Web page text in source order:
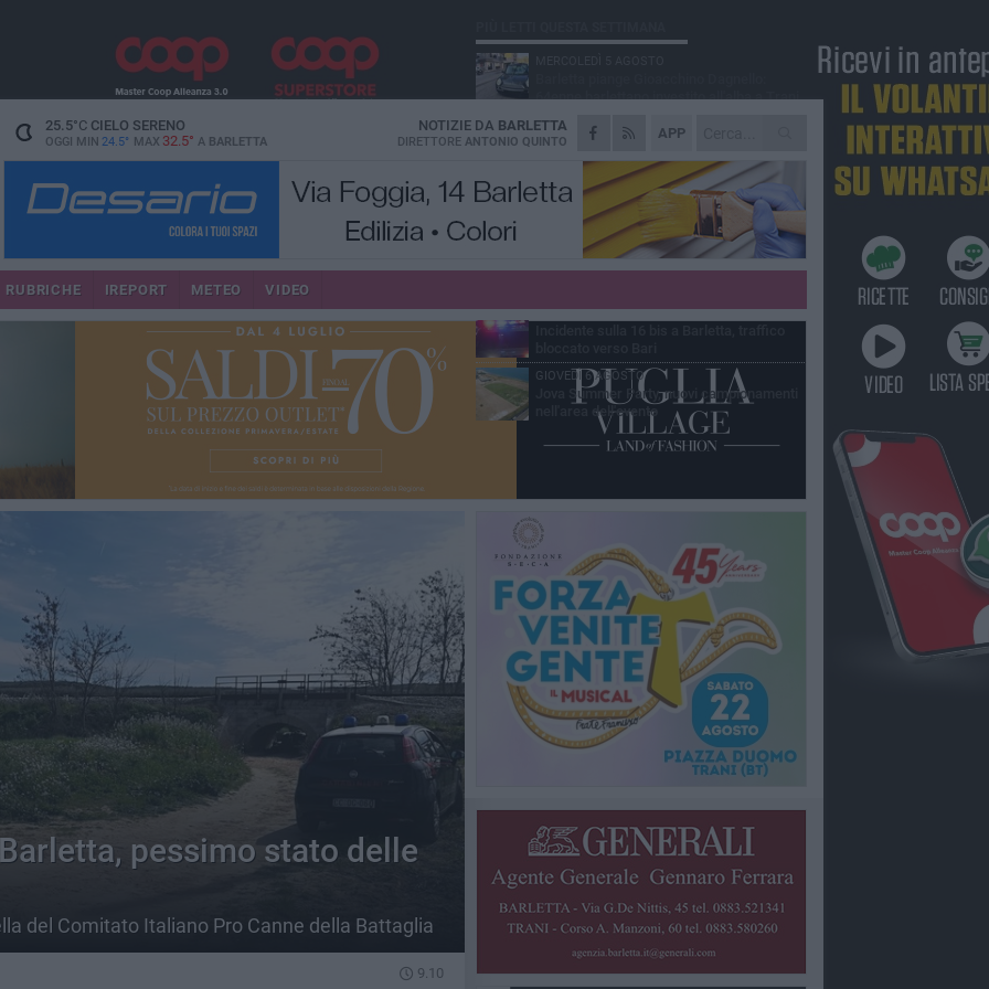
25.5°CCIELO SERENO
OGGI MIN 24.5° MAX 32.5° A BARLETTA
APP
NOTIZIE DA BARLETTA
DIRETTORE ANTONIO QUINTO
RUBRICHE IREPORT METEO VIDEO
pessimo stato delle
del Comitato Italiano Pro Canne della Battaglia
9.10
64enne barlettano investito all'alba a Trani
GIOVEDÌ 6 AGOSTO
Il ricordo di "Cecco", il benzinaio col
sorriso: «Contava i giorni che lo
separavano dalla pensione»
MERCOLEDÌ 5 AGOSTO
Jova Summer Party, giovedì mattina
sopralluogo nell'area dell'evento
DOMENICA 2 AGOSTO
Beni confiscati alla mafia. Nasce il servizio
VENERDÌ 7 AGOSTO
GIOVEDÌ 6 AGOSTO
Jova Summer Party, nuovi campionamenti
nell'area dell'evento